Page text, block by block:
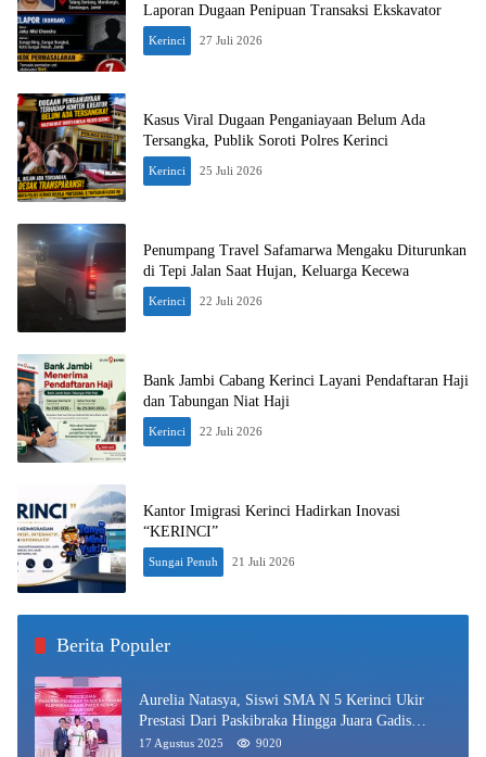
Laporan Dugaan Penipuan Transaksi Ekskavator
Kerinci 27 Juli 2026
Kasus Viral Dugaan Penganiayaan Belum Ada
Tersangka, Publik Soroti Polres Kerinci
Kerinci 25 Juli 2026
Penumpang Travel Safamarwa Mengaku Diturunkan
di Tepi Jalan Saat Hujan, Keluarga Kecewa
Kerinci 22 Juli 2026
Bank Jambi Cabang Kerinci Layani Pendaftaran Haji
dan Tabungan Niat Haji
Kerinci 22 Juli 2026
Kantor Imigrasi Kerinci Hadirkan Inovasi
“KERINCI”
Sungai Penuh 21 Juli 2026
Berita Populer
Aurelia Natasya, Siswi SMA N 5 Kerinci Ukir
Prestasi Dari Paskibraka Hingga Juara Gadis
Kerinci 2025
17 Agustus 2025 9020